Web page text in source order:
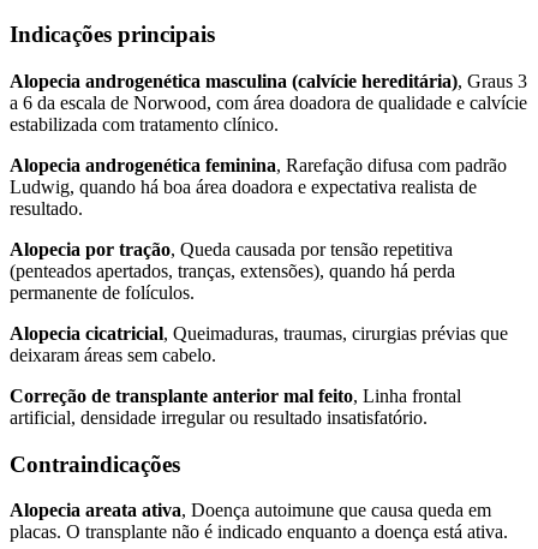
Indicações principais
Alopecia androgenética masculina (calvície hereditária), Graus 3
a 6 da escala de Norwood, com área doadora de qualidade e calvície
estabilizada com tratamento clínico.
Alopecia androgenética feminina, Rarefação difusa com padrão
Ludwig, quando há boa área doadora e expectativa realista de
resultado.
Alopecia por tração, Queda causada por tensão repetitiva
(penteados apertados, tranças, extensões), quando há perda
permanente de folículos.
Alopecia cicatricial, Queimaduras, traumas, cirurgias prévias que
deixaram áreas sem cabelo.
Correção de transplante anterior mal feito, Linha frontal
artificial, densidade irregular ou resultado insatisfatório.
Contraindicações
Alopecia areata ativa, Doença autoimune que causa queda em
placas. O transplante não é indicado enquanto a doença está ativa.